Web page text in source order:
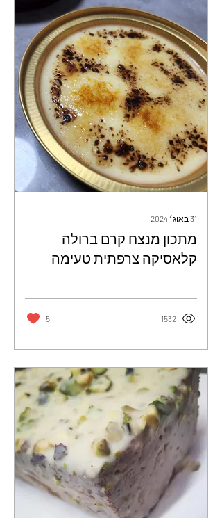
31 באוג׳ 2024
מתכון מנצח קרם ברולה
קלאסיקה צרפתית טעימה
1532
5